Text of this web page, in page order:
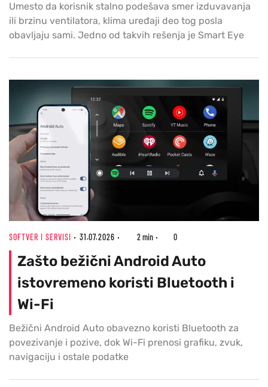
Umesto da korisnik stalno podešava smer izduvavanja
ili brzinu ventilatora, klima uređaji deo tog posla
obavljaju sami. Jedno od takvih rešenja je Smart Eye
SOFTVER I SERVISI 31.07.2026 2 min 0
Zašto bežični Android Auto
istovremeno koristi Bluetooth i
Wi-Fi
Bežični Android Auto obavezno koristi Bluetooth za
povezivanje i pozive, dok Wi-Fi prenosi grafiku, zvuk,
navigaciju i ostale podatke